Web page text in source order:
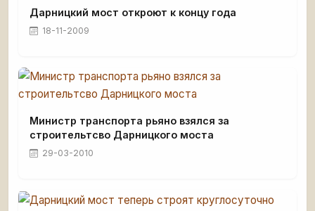
Дарницкий мост откроют к концу года
18-11-2009
Министр транспорта рьяно взялся за
строительтсво Дарницкого моста
29-03-2010